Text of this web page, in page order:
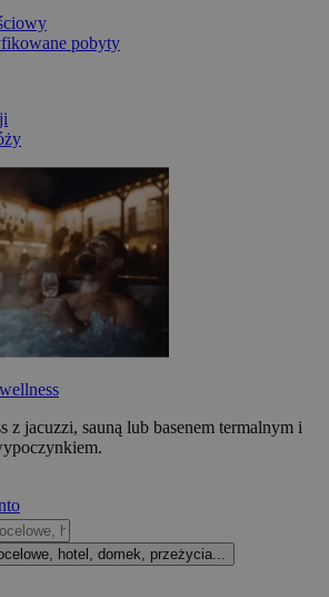
pobyty
z jacuzzi, sauną lub basenem termalnym i
hotel, domek, przeżycia...